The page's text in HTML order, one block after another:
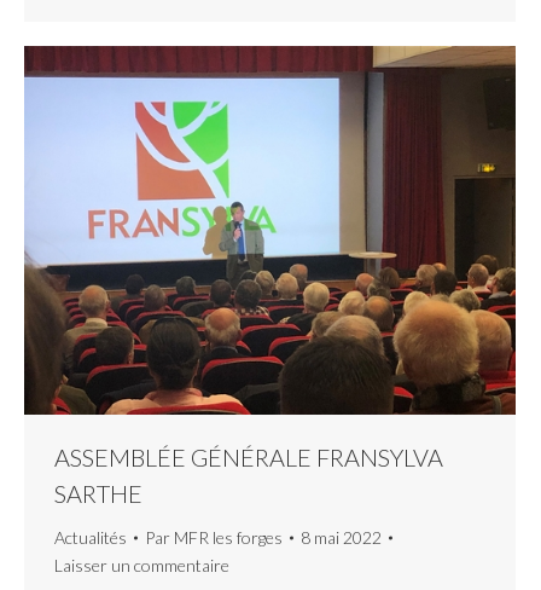
ASSEMBLÉE GÉNÉRALE FRANSYLVA
SARTHE
Actualités Par MFR les forges
8 mai 2022
Laisser un commentaire